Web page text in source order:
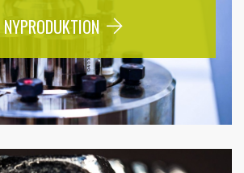
NYPRODUKTION